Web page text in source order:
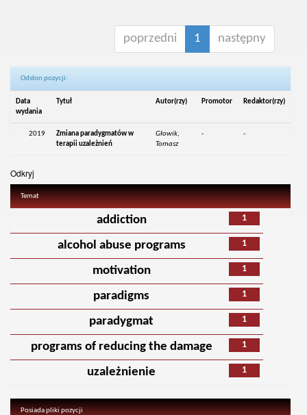
poprzedni 1 następny
Odsłon pozycji:
Data
wydania
Tytuł Autor(rzy) Promotor Redaktor(rzy)
2019
Zmiana paradygmatów w
terapii uzależnień
Głowik,
Tomasz
- -
Odkryj
Temat
1
addiction
1
alcohol abuse programs
1
motivation
1
paradigms
1
paradygmat
1
programs of reducing the damage
1
uzależnienie
Posiada pliki pozycji